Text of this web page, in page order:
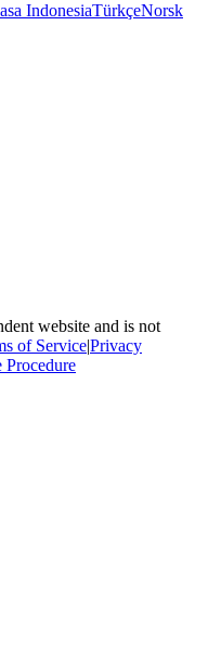
IndonesiaTürkçeNorsk
website and is not
of Service|Privacy